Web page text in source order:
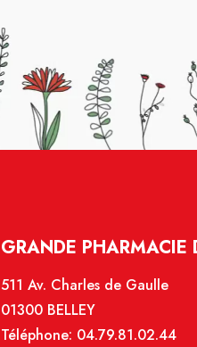
GRANDE PHARMACIE
511 Av. Charles de Gaulle
01300 BELLEY
Téléphone: 04.79.81.02.44